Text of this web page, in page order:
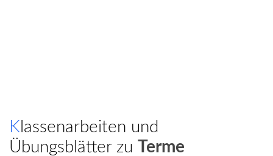
Klassenarbeiten und
Übungsblätter zu Terme